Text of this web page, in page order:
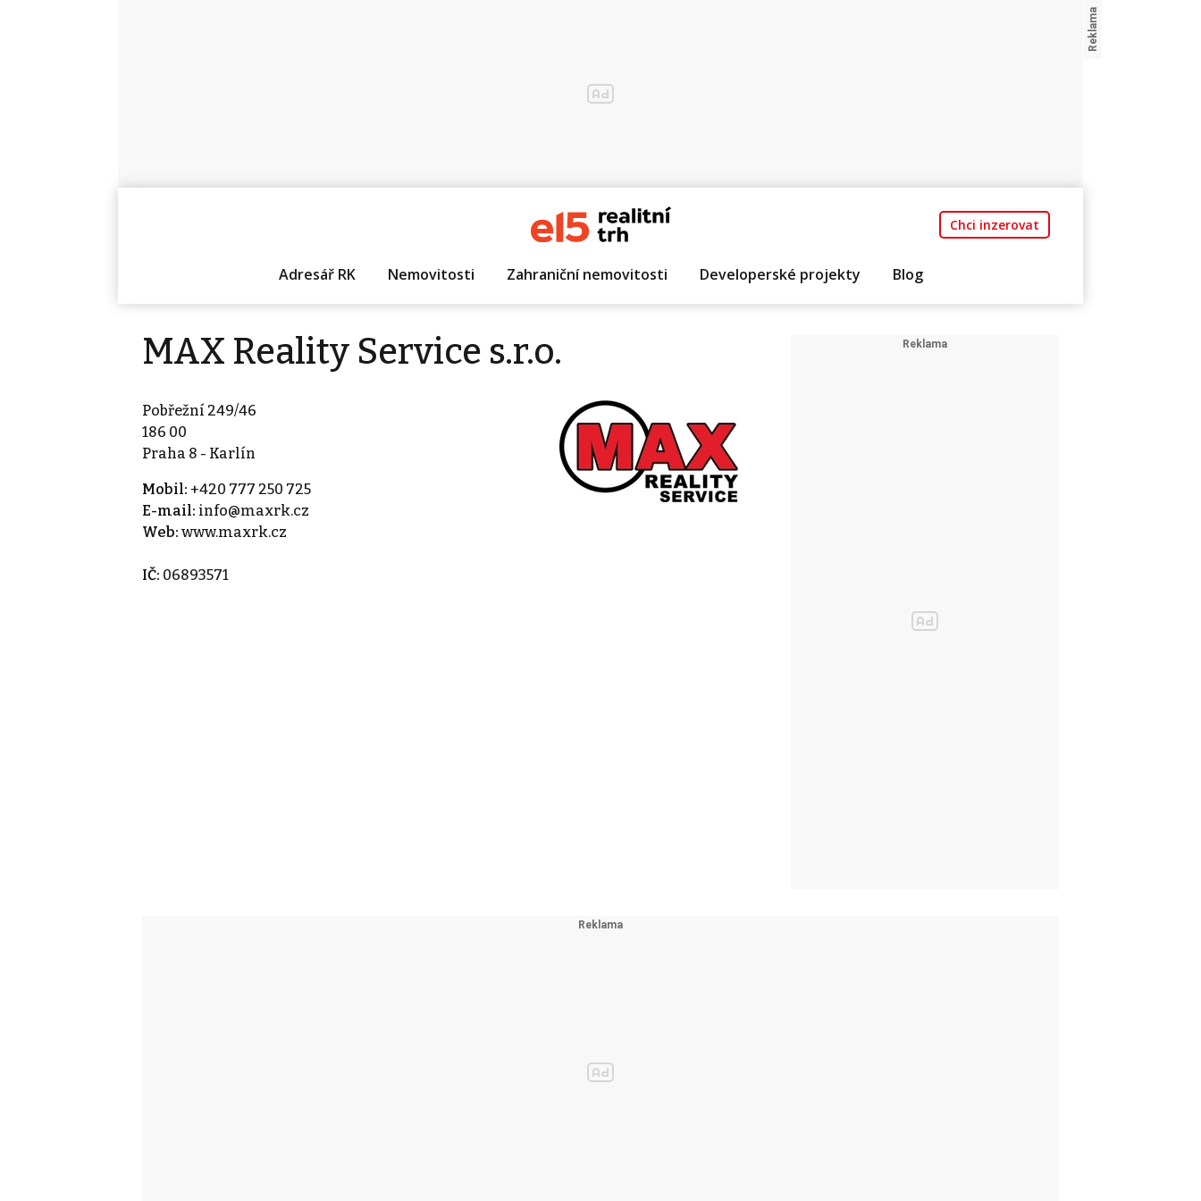
Chci inzerovat
Adresář RK Nemovitosti Zahraniční nemovitosti Developerské projekty Blog
MAX Reality Service s.r.o.
Pobřežní 249/46
186 00
Praha 8 - Karlín
Mobil: +420 777 250 725
E-mail: info@maxrk.cz
Web: www.maxrk.cz
IČ: 06893571